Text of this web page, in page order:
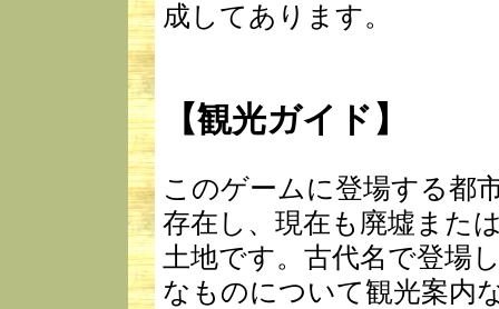
成してあります。
【観光ガイド】
このゲームに登場する都
存在し、現在も廃墟また
土地です。古代名で登場
なものについて観光案内